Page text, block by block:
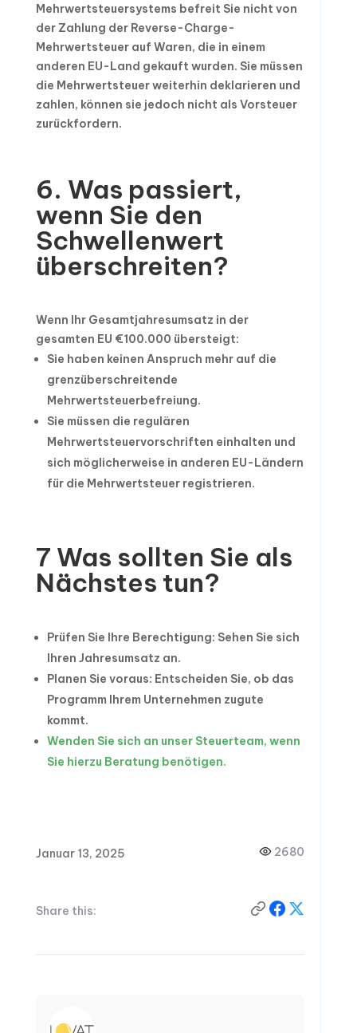
Mehrwertsteuersystems befreit Sie nicht von
der Zahlung der Reverse-Charge-
Mehrwertsteuer auf Waren, die in einem
anderen EU-Land gekauft wurden. Sie müssen
die Mehrwertsteuer weiterhin deklarieren und
zahlen, können sie jedoch nicht als Vorsteuer
zurückfordern.
6. Was passiert,
wenn Sie den
Schwellenwert
überschreiten?
Wenn Ihr Gesamtjahresumsatz in der
gesamten EU €100.000 übersteigt:
Sie haben keinen Anspruch mehr auf die
grenzüberschreitende
Mehrwertsteuerbefreiung.
Sie müssen die regulären
Mehrwertsteuervorschriften einhalten und
sich möglicherweise in anderen EU-Ländern
für die Mehrwertsteuer registrieren.
7 Was sollten Sie als
Nächstes tun?
Prüfen Sie Ihre Berechtigung: Sehen Sie sich
Ihren Jahresumsatz an.
Planen Sie voraus: Entscheiden Sie, ob das
Programm Ihrem Unternehmen zugute
kommt.
Wenden Sie sich an unser Steuerteam, wenn
Sie hierzu Beratung benötigen.
Januar 13, 2025 2680
Share this: